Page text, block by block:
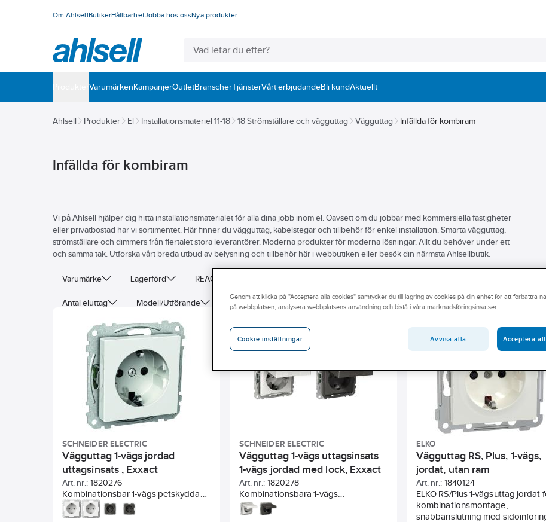
Om AhlsellButikerHållbarhetJobba hos ossNya produkter
VarumärkenKampanjerOutletBranscherTjänsterVårt erbjudandeBli kundAktuellt
Ahlsell Produkter El Installationsmateriel 11-18 18 Strömställare och vägguttag Vägguttag Infällda för kombiram
Infällda för kombiram
Vi på Ahlsell hjälper dig hitta installationsmaterialet för alla dina jobb inom el. Oavsett om du jobbar med kommersiella fastigheter
eller privatbostad har vi sortimentet. Här finner du vägguttag, kabelstegar och tillbehör för enkel installation. Smarta vägguttag,
strömställare och dimmers från flertalet stora leverantörer. Moderna produkter för moderna lösningar. Allt du behöver under ett
och samma tak. Utforska vårt breda utbud av belysning och tillbehör här i webbutiken eller besök din närmsta Ahlsellbutik.
Varumärke Lagerförd REACH – Fri från Kandidatämne
Antal eluttag Modell/Utförande Skyddsjordning Färg RAL-nummer (liknande) Uttagen
Typ av anslutning Typ av fastsättning Enhetens höjd Enhetens
SCHNEIDER ELECTRIC
Vägguttag 1-vägs jordad
uttagsinsats , Exxact
Art. nr.: 1820276
Kombinationsbar 1-vägs petskyddad
vägguttagsinsats för infälld
montering i apparatdosa c/c 60mm.
SCHNEIDER ELECTRIC
Vägguttag 1-vägs uttagsinsats
1-vägs jordad med lock, Exxact
Art. nr.: 1820278
Kombinationsbara 1-vägs
vägguttagsinsatser (infällda uttag),
16A. Uttagen med klafflock kan
ELKO
Vägguttag RS, Plus, 1-vägs,
jordat, utan ram
Art. nr.: 1840124
ELKO RS/Plus 1-vägsuttag jordat
kombinationsmontage,
snabbanslutning med
Genom att klicka på "Acceptera alla cookies" samtycker du till lagring av cookies på din enhet för att förbättra
på webbplatsen, analysera webbplatsens användning och bistå i våra marknadsföringsinsatser.
Cookie-inställningar Avvisa alla Acceptera